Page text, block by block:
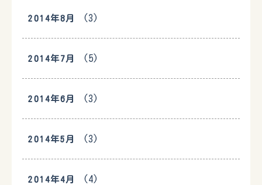
2014年8月 (3)
2014年7月 (5)
2014年6月 (3)
2014年5月 (3)
2014年4月 (4)